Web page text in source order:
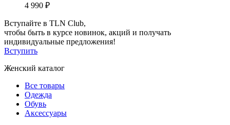
4 990 ₽
Вступайте в TLN Club,
чтобы быть в курсе новинок, акций и получать
индивидуальные предложения!
Вступить
Женский каталог
Все товары
Одежда
Обувь
Аксессуары